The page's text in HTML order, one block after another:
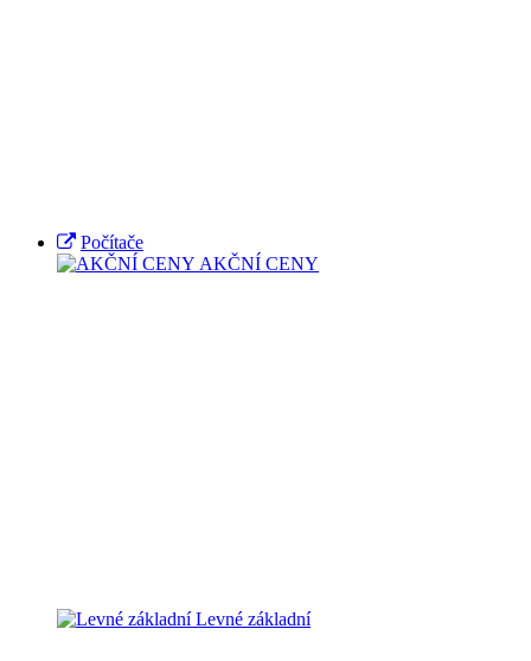
Počítače
AKČNÍ CENY
Levné základní